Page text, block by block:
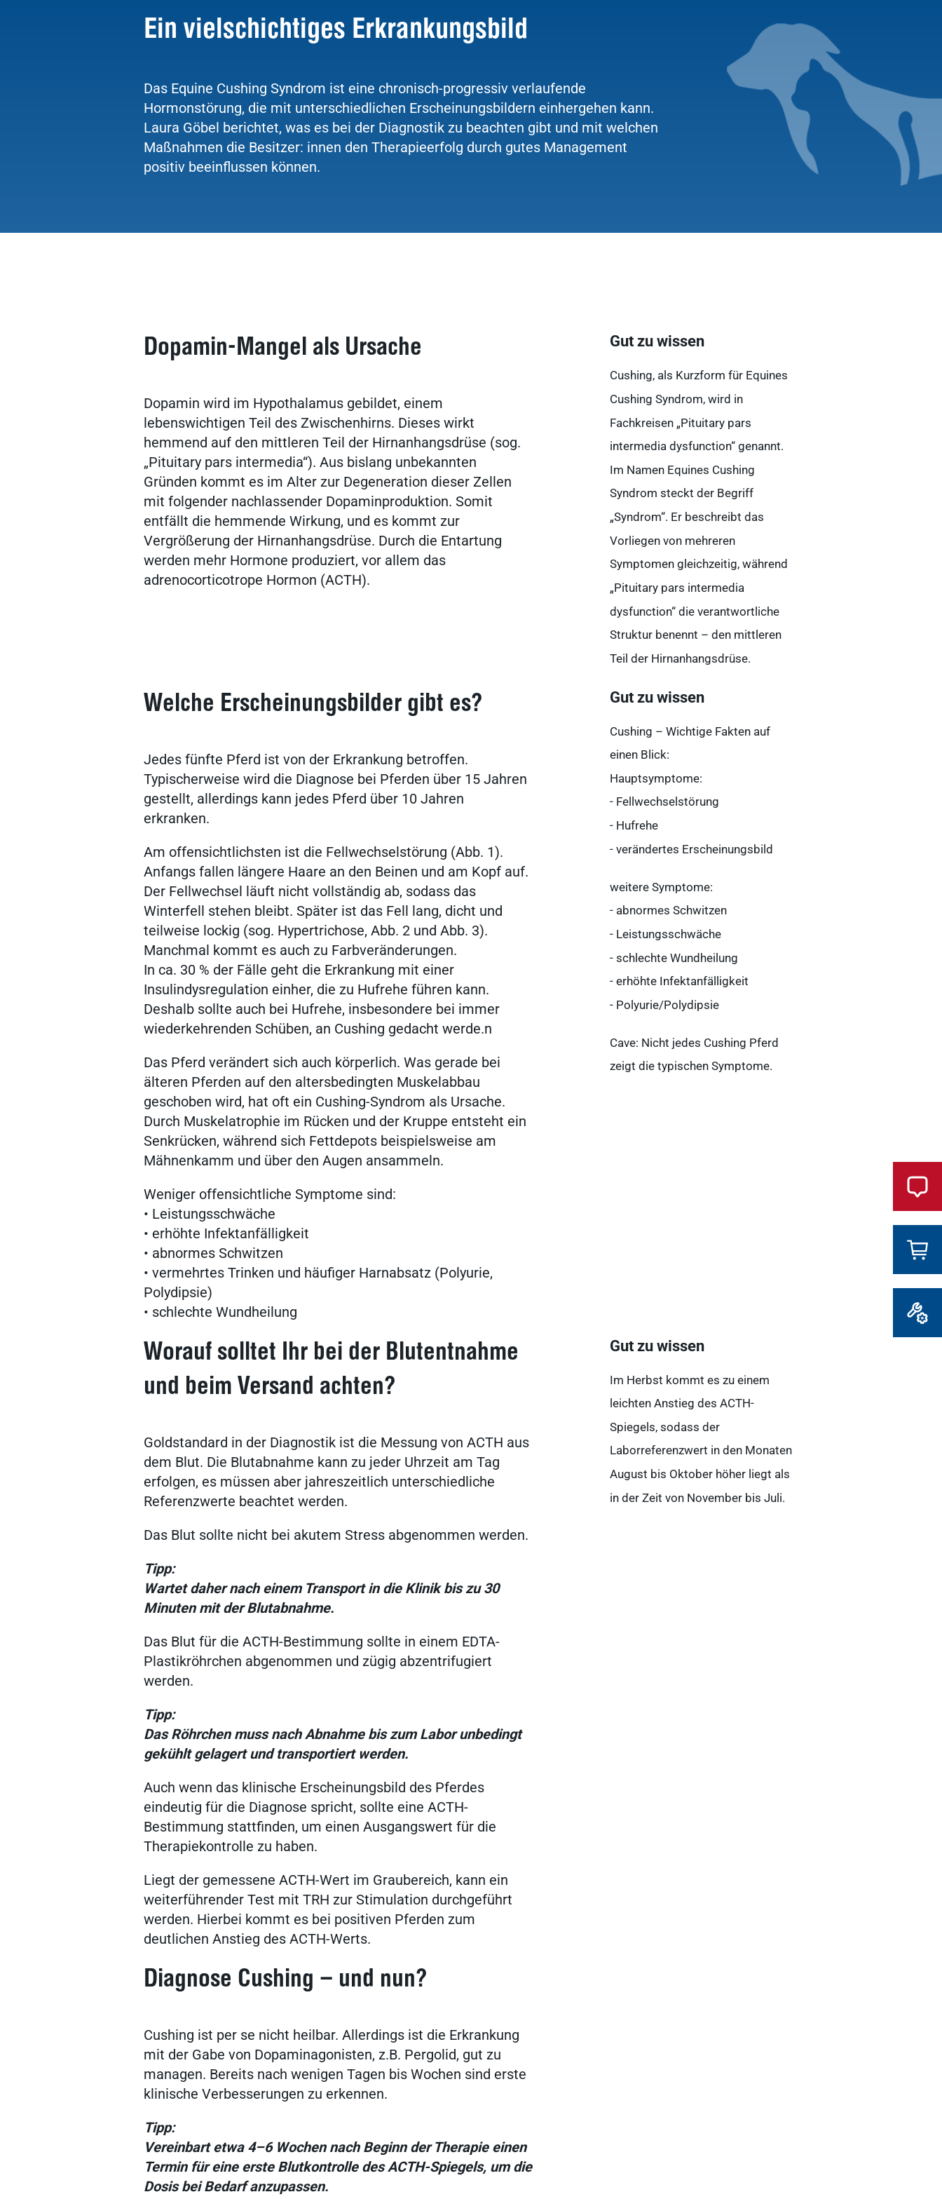
Häufige Suchanfragen
Service
Tierarztbedarf Ergebnisse anzeigen
vitofyllin
Praxissoftware
Arzneimittel Ergebnisse anzeigen
gründen
Mitgliedschaft Ergebnisse anzeigen
WDT Info
Schnellzugriff
Service & Kontakt
WDT-Marktplatz
Tierarztbedarf
WDT-Mitgliedschaft
vetsoft.one
vetat.work
basics4vets
Ein vielschichtiges Erkrankungsbild
Das Equine Cushing Syndrom ist eine chronisch-progressiv verlaufende
Hormonstörung, die mit unterschiedlichen Erscheinungsbildern einhergehen kann.
Laura Göbel berichtet, was es bei der Diagnostik zu beachten gibt und mit welchen
Maßnahmen die Besitzer: innen den Therapieerfolg durch gutes Management
positiv beeinflussen können.
Dopamin-Mangel als Ursache
Dopamin wird im Hypothalamus gebildet, einem
lebenswichtigen Teil des Zwischenhirns. Dieses wirkt
hemmend auf den mittleren Teil der Hirnanhangsdrüse (sog.
„Pituitary pars intermedia“). Aus bislang unbekannten
Gründen kommt es im Alter zur Degeneration dieser Zellen
mit folgender nachlassender Dopaminproduktion. Somit
entfällt die hemmende Wirkung, und es kommt zur
Vergrößerung der Hirnanhangsdrüse. Durch die Entartung
werden mehr Hormone produziert, vor allem das
adrenocorticotrope Hormon (ACTH).
Gut zu wissen
Cushing, als Kurzform für Equines
Cushing Syndrom, wird in
Fachkreisen „Pituitary pars
intermedia dysfunction“ genannt.
Im Namen Equines Cushing
Syndrom steckt der Begriff
„Syndrom“. Er beschreibt das
Vorliegen von mehreren
Symptomen gleichzeitig, während
„Pituitary pars intermedia
dysfunction“ die verantwortliche
Struktur benennt – den mittleren
Teil der Hirnanhangsdrüse.
Welche Erscheinungsbilder gibt es?
Jedes fünfte Pferd ist von der Erkrankung betroffen.
Typischerweise wird die Diagnose bei Pferden über 15 Jahren
gestellt, allerdings kann jedes Pferd über 10 Jahren
erkranken.
Am offensichtlichsten ist die Fellwechselstörung (Abb. 1).
Anfangs fallen längere Haare an den Beinen und am Kopf auf.
Der Fellwechsel läuft nicht vollständig ab, sodass das
Winterfell stehen bleibt. Später ist das Fell lang, dicht und
teilweise lockig (sog. Hypertrichose, Abb. 2 und Abb. 3).
Manchmal kommt es auch zu Farbveränderungen.
In ca. 30 % der Fälle geht die Erkrankung mit einer
Insulindysregulation einher, die zu Hufrehe führen kann.
Deshalb sollte auch bei Hufrehe, insbesondere bei immer
wiederkehrenden Schüben, an Cushing gedacht werde.n
Das Pferd verändert sich auch körperlich. Was gerade bei
älteren Pferden auf den altersbedingten Muskelabbau
geschoben wird, hat oft ein Cushing-Syndrom als Ursache.
Durch Muskelatrophie im Rücken und der Kruppe entsteht ein
Senkrücken, während sich Fettdepots beispielsweise am
Mähnenkamm und über den Augen ansammeln.
Weniger offensichtliche Symptome sind:
• Leistungsschwäche
• erhöhte Infektanfälligkeit
• abnormes Schwitzen
• vermehrtes Trinken und häufiger Harnabsatz (Polyurie,
Polydipsie)
• schlechte Wundheilung
Gut zu wissen
Cushing – Wichtige Fakten auf
einen Blick:
Hauptsymptome:
- Fellwechselstörung
- Hufrehe
- verändertes Erscheinungsbild
weitere Symptome:
- abnormes Schwitzen
- Leistungsschwäche
- schlechte Wundheilung
- erhöhte Infektanfälligkeit
- Polyurie/Polydipsie
Cave: Nicht jedes Cushing Pferd
zeigt die typischen Symptome.
Worauf solltet Ihr bei der Blutentnahme
und beim Versand achten?
Goldstandard in der Diagnostik ist die Messung von ACTH aus
dem Blut. Die Blutabnahme kann zu jeder Uhrzeit am Tag
erfolgen, es müssen aber jahreszeitlich unterschiedliche
Referenzwerte beachtet werden.
Das Blut sollte nicht bei akutem Stress abgenommen werden.
Tipp:
Wartet daher nach einem Transport in die Klinik bis zu 30
Minuten mit der Blutabnahme.
Das Blut für die ACTH-Bestimmung sollte in einem EDTA-
Plastikröhrchen abgenommen und zügig abzentrifugiert
werden.
Tipp:
Das Röhrchen muss nach Abnahme bis zum Labor unbedingt
gekühlt gelagert und transportiert werden.
Auch wenn das klinische Erscheinungsbild des Pferdes
eindeutig für die Diagnose spricht, sollte eine ACTH-
Bestimmung stattfinden, um einen Ausgangswert für die
Therapiekontrolle zu haben.
Liegt der gemessene ACTH-Wert im Graubereich, kann ein
weiterführender Test mit TRH zur Stimulation durchgeführt
werden. Hierbei kommt es bei positiven Pferden zum
deutlichen Anstieg des ACTH-Werts.
Gut zu wissen
Im Herbst kommt es zu einem
leichten Anstieg des ACTH-
Spiegels, sodass der
Laborreferenzwert in den Monaten
August bis Oktober höher liegt als
in der Zeit von November bis Juli.
Diagnose Cushing – und nun?
Cushing ist per se nicht heilbar. Allerdings ist die Erkrankung
mit der Gabe von Dopaminagonisten, z.B. Pergolid, gut zu
managen. Bereits nach wenigen Tagen bis Wochen sind erste
klinische Verbesserungen zu erkennen.
Tipp:
Vereinbart etwa 4–6 Wochen nach Beginn der Therapie einen
Termin für eine erste Blutkontrolle des ACTH-Spiegels, um die
Dosis bei Bedarf anzupassen.